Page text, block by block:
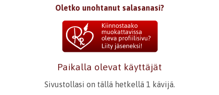
Uskomattoman kaunista!
rekisteröidykommentoidaksesi
Oletko unohtanut salasanasi?
Paikalla olevat käyttäjät
Sivustollasi on tällä hetkellä 1 kävijä.